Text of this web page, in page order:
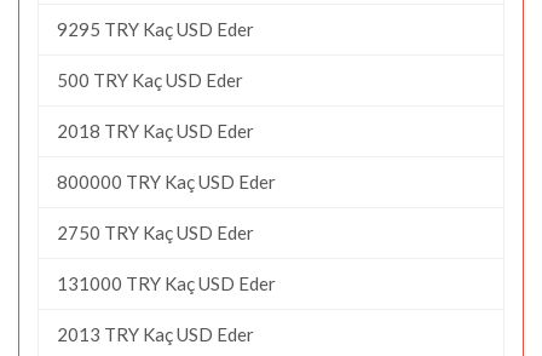
9295 TRY Kaç USD Eder
500 TRY Kaç USD Eder
2018 TRY Kaç USD Eder
800000 TRY Kaç USD Eder
2750 TRY Kaç USD Eder
131000 TRY Kaç USD Eder
2013 TRY Kaç USD Eder